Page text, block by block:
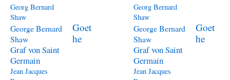
Georg Bernard
Shaw
George Bernard
Shaw
Goet
he
Graf von Saint
Germain
Jean Jacques
Georg Bernard
Shaw
George Bernard
Shaw
Goet
he
Graf von Saint
Germain
Jean Jacques